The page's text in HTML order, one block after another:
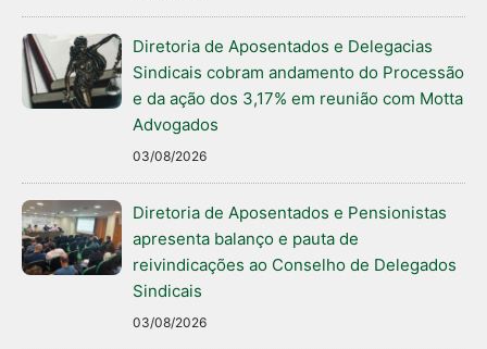
Diretoria de Aposentados e Delegacias
Sindicais cobram andamento do Processão
e da ação dos 3,17% em reunião com Motta
Advogados
03/08/2026
Diretoria de Aposentados e Pensionistas
apresenta balanço e pauta de
reivindicações ao Conselho de Delegados
Sindicais
03/08/2026